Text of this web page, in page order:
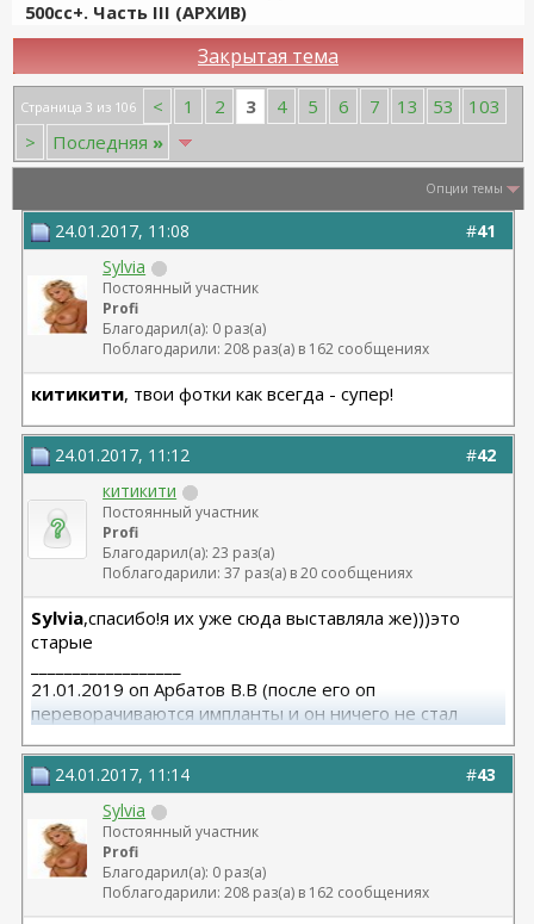
500сс+. Часть III (АРХИВ)
Закрытая тема
Страница 3 из 106 < 1 2 3 4 5 6 7 13 53
103
>
Последняя »
Опции темы
#41
24.01.2017, 11:08
Sylvia
Постоянный участник
Profi
Благодарил(а): 0 раз(а)
Поблагодарили: 208 раз(а) в 162 сообщениях
китикити, твои фотки как всегда - супер!
#42
24.01.2017, 11:12
китикити
Постоянный участник
Profi
Благодарил(а): 23 раз(а)
Поблагодарили: 37 раз(а) в 20 сообщениях
Sylvia,спасибо!я их уже сюда выставляла же)))это
старые
21.01.2019 оп Арбатов В.В (после его оп
переворачиваются импланты и он ничего не стал
#43
24.01.2017, 11:14
Sylvia
Постоянный участник
Profi
Благодарил(а): 0 раз(а)
Поблагодарили: 208 раз(а) в 162 сообщениях